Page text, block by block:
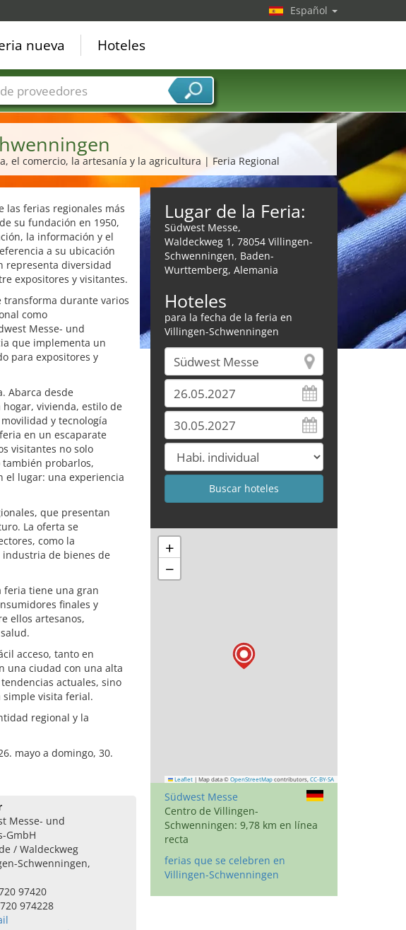
el comercio, la artesanía y la agricultura | Feria Regional
las ferias regionales más
su fundación en 1950,
la información y el
a su ubicación
representa diversidad
expositores y visitantes.
transforma durante varios
como
Messe- und
que implementa un
para expositores y
Abarca desde
vivienda, estilo de
y tecnología
en un escaparate
visitantes no solo
también probarlos,
el lugar: una experiencia
que presentan
La oferta se
como la
de bienes de
feria tiene una gran
finales y
ellos artesanos,
acceso, tanto en
una ciudad con una alta
actuales, sino
simple visita ferial.
regional y la
mayo a domingo, 30.
Messe- und
GmbH
/ Waldeckweg
Schwenningen,
97420
974228
Lugar de la Feria:
Südwest Messe,
Waldeckweg 1, 78054 Villingen-
Schwenningen, Baden-
Wurttemberg, Alemania
Hoteles
para la fecha de la feria en
Villingen-Schwenningen
+
−
Leaflet | Map data © OpenStreetMap contributors, CC-BY-SA
Südwest Messe
Centro de Villingen-
Schwenningen: 9,78 km en línea
recta
ferias que se celebren en
Villingen-Schwenningen
Español
nueva Hoteles
Sectores de proveedor de servicios